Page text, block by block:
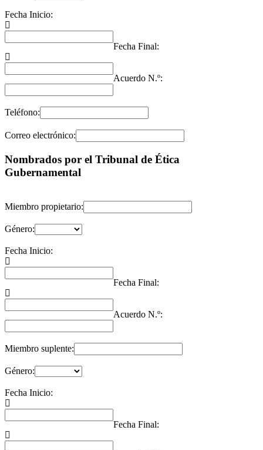
Fecha Inicio:
Fecha Final:
Acuerdo N.º:
Teléfono:
Correo electrónico:
Nombrados por el Tribunal de Ética
Gubernamental
Miembro propietario:
Género:
Fecha Inicio:
Fecha Final:
Acuerdo N.º:
Miembro suplente:
Género:
Fecha Inicio:
Fecha Final: